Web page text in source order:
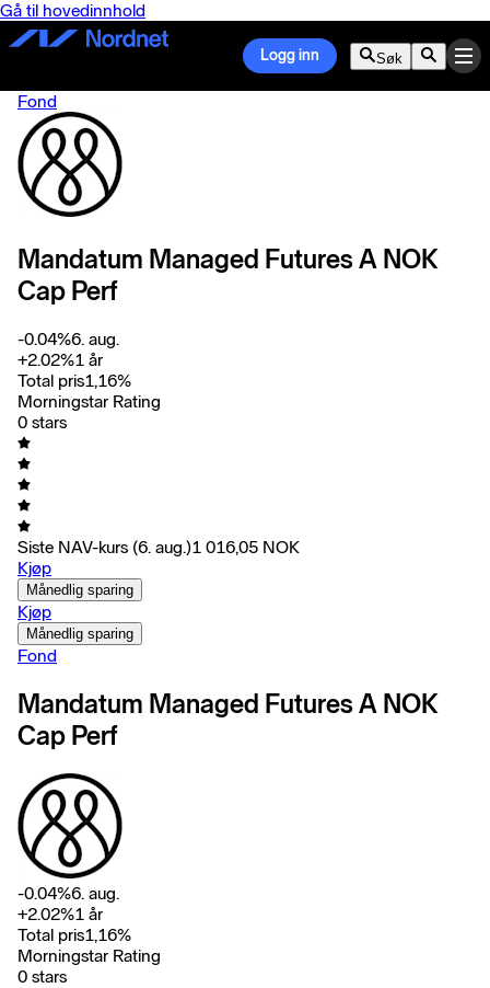
Gå til hovedinnhold
Logg inn Søk
Fond
Mandatum Managed Futures A NOK
Cap Perf
-0.04%6. aug.
+2.02%1 år
Total pris1,16%
Morningstar Rating
0 stars
Siste NAV-kurs (6. aug.)1 016,05 NOK
Kjøp
Månedlig sparing
Kjøp
Månedlig sparing
Fond
Mandatum Managed Futures A NOK
Cap Perf
-0.04%6. aug.
+2.02%1 år
Total pris1,16%
Morningstar Rating
0 stars